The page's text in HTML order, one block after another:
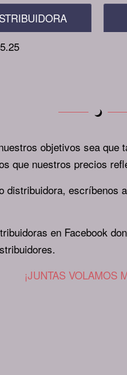
objetivos sea
que nuestros precios
en Facebook
¡JUNTAS VOLAMOS